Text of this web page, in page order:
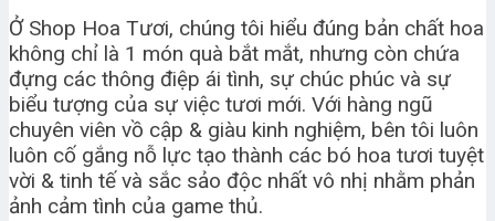
Ở Shop Hoa Tươi, chúng tôi hiểu đúng bản chất hoa
không chỉ là 1 món quà bắt mắt, nhưng còn chứa
đựng các thông điệp ái tình, sự chúc phúc và sự
biểu tượng của sự việc tươi mới. Với hàng ngũ
chuyên viên vồ cập & giàu kinh nghiệm, bên tôi luôn
luôn cố gắng nỗ lực tạo thành các bó hoa tươi tuyệt
vời & tinh tế và sắc sảo độc nhất vô nhị nhằm phản
ảnh cảm tình của game thủ.